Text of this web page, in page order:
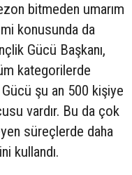
bitmeden umarım
konusunda da
Gücü Başkanı,
kategorilerde
Gücü şu an 500 kişiye
vardır. Bu da çok
süreçlerde daha
kullandı.